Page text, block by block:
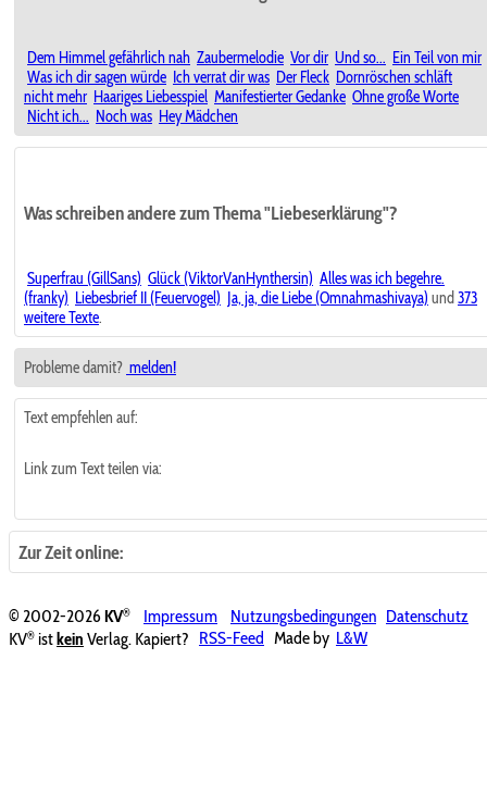
Dem Himmel gefährlich nah Zaubermelodie Vor dir Und so... Ein Teil von mir
Was ich dir sagen würde Ich verrat dir was Der Fleck Dornröschen schläft
nicht mehr Haariges Liebesspiel Manifestierter Gedanke Ohne große Worte
Nicht ich... Noch was Hey Mädchen
Was schreiben andere zum Thema "Liebeserklärung"?
Superfrau (GillSans) Glück (ViktorVanHynthersin) Alles was ich begehre.
(franky) Liebesbrief II (Feuervogel) Ja, ja, die Liebe (Omnahmashivaya) und 373
weitere Texte.
Probleme damit? melden!
Text empfehlen auf:
Link zum Text teilen via:
Zur Zeit online:
© 2002-2026KV® Impressum Nutzungsbedingungen Datenschutz
KV® istkein Verlag. Kapiert? RSS-Feed Made by L&W